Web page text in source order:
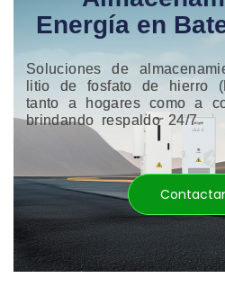
Contáctenos
Energía en
Soluciones de
litio de fosfato de hierro
tanto a hogares como a
brindando respaldo 24/7